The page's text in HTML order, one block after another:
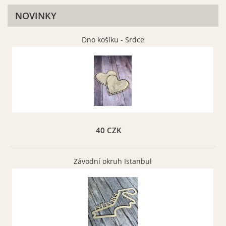
Hnědá matná 080
Vybrat
Vybrat Vybrat
Vybrat Vybrat
NOVINKY
Dno košíku - Srdce
40 CZK
Závodní okruh Istanbul